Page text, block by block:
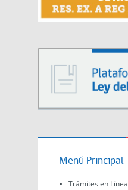
Menú Principal
Trámites en Línea